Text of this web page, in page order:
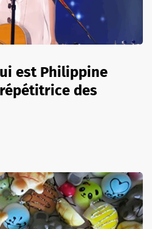
est Philippine
des